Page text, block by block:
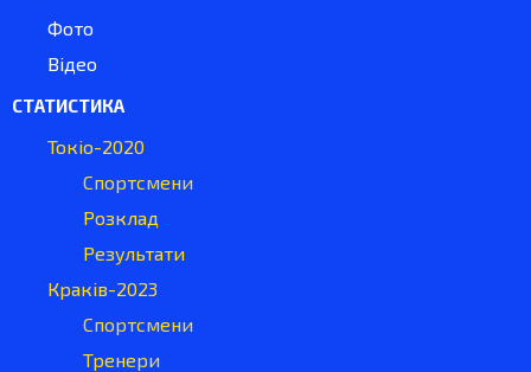
Фото
Відео
СТАТИСТИКА
Токіо-2020
Спортсмени
Розклад
Результати
Краків-2023
Спортсмени
Тренери